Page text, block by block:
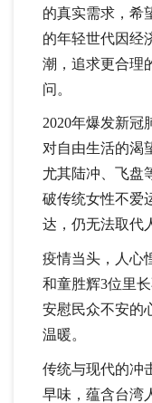
的真实需求，希
的年轻世代因经
潮，追求更合理
问。
2020年爆发新冠
对自由生活的渴
尤其陆冲、飞盘
破传统女性不爱
达，仍无法取代
疫情当头，人心
和童胜辉3位里
安慰民众不安的
温暖。
传统与现代的冲
早味，蕴含台湾